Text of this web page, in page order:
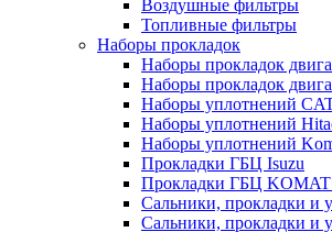
Воздушные фильтры
Топливные фильтры
Наборы прокладок
Наборы прокладок
Наборы прокладок
Наборы уплотнений
Наборы уплотнений
Наборы уплотнений
Прокладки ГБЦ Isuzu
Прокладки ГБЦ
Сальники, прокладки и
Сальники, прокладки и